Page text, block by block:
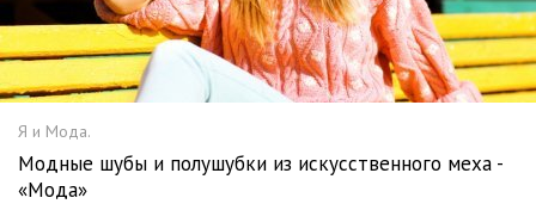
Я и Мода.
Модные шубы и полушубки из искусственного меха -
«Мода»